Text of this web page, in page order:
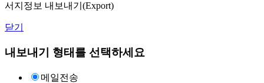
서지정보 내보내기(Export)
닫기
내보내기 형태를 선택하세요
메일전송